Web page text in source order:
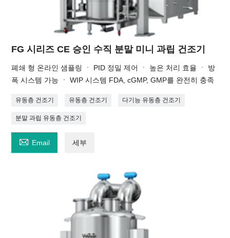
FG 시리즈 CE 승인 수직 분말 미니 과립 건조기
폐쇄 형 온라인 샘플링 ㆍ PID 정밀 제어 ㆍ 높은 처리 효율 ㆍ 방
폭 시스템 가능 ㆍ WIP 시스템 FDA, cGMP, GMP를 완전히 충족
유동층 건조기 유동층 건조기 다기능 유동층 건조기
분말 과립 유동층 건조기
 Email 세부